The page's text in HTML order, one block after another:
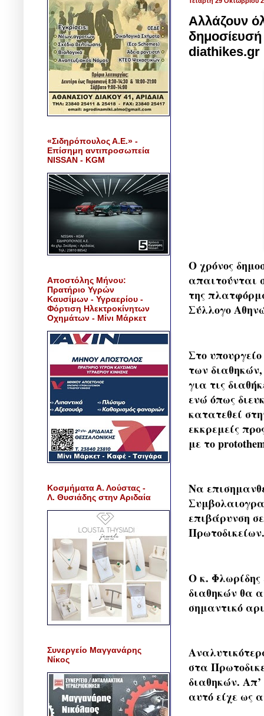
Αλλάζουν
diathikes.gr
Ο χρόνος
απαιτούνται
της
Σύλλογο
Στο
των
για τις
ενώ όπως
κατατεθεί
εκκρεμείς
με το
Να
επιβάρυνση
Πρωτοδικείων.
Ο κ. Φλωρίδης
διαθηκών θα
σημαντικό
στα
διαθηκών.
αυτό είχε ως
«Σιδηρόπουλος Α.Ε.» -
Επίσημη αντιπροσωπεία
NISSAN - KGM
Αποστόλης Μήνου:
Πρατήριο Υγρών
Καυσίμων - Υγραερίου -
Φόρτιση Ηλεκτροκίνητων
Οχημάτων - Μίνι Μάρκετ
Κοσμήματα Α. Λούστας -
Λ. Θυσιάδης στην Αριδαία
Συνεργείο Μαγγανάρης
Νίκος